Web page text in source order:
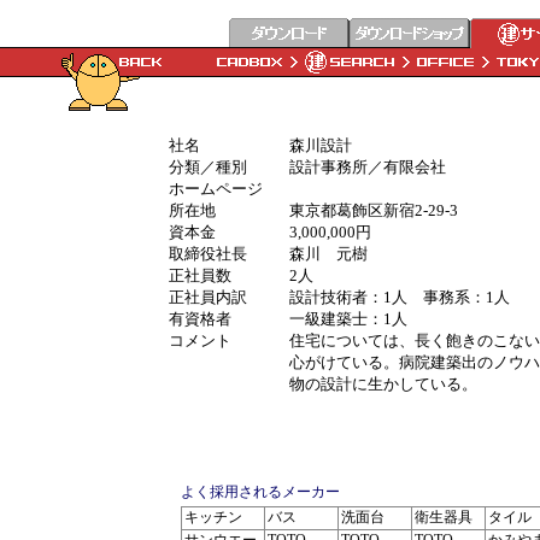
社名
森川設計
分類／種別
設計事務所／有限会社
ホームページ
所在地
東京都葛飾区新宿2-29-3
資本金
3,000,000円
取締役社長
森川 元樹
正社員数
2人
正社員内訳
設計技術者：1人 事務系：1人
有資格者
一級建築士：1人
コメント
住宅については、長く飽きのこな
心がけている。病院建築出のノウ
物の設計に生かしている。
よく採用されるメーカー
キッチン
バス 洗面台 衛生器具
タイル